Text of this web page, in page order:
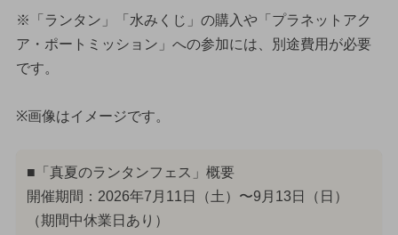
※「ランタン」「水みくじ」の購入や「プラネットアク
ア・ポートミッション」への参加には、別途費用が必要
です。
※画像はイメージです。
■「真夏のランタンフェス」概要
開催期間：2026年7月11日（土）〜9月13日（日）
（期間中休業日あり）